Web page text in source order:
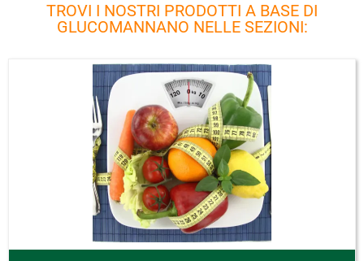
TROVI I NOSTRI PRODOTTI A BASE DI
GLUCOMANNANO NELLE SEZIONI: